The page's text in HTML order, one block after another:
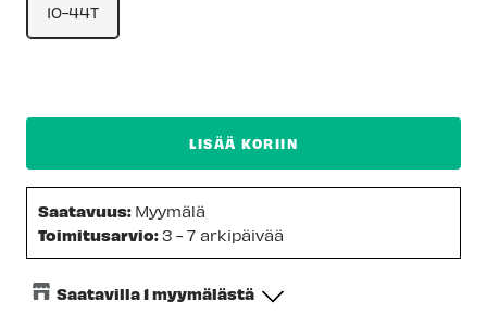
10-44T
LISÄÄ KORIIN
Saatavuus: Myymälä
Toimitusarvio:3 - 7 arkipäivää
Saatavilla 1 myymälästä